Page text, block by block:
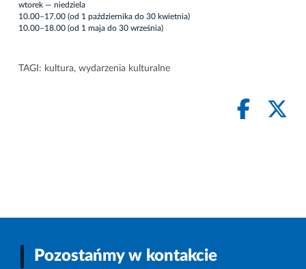
wtorek — niedziela
10.00–17.00 (od 1 października do 30 kwietnia)
10.00–18.00 (od 1 maja do 30 września)
TAGI: kultura, wydarzenia kulturalne
Pozostańmy w kontakcie